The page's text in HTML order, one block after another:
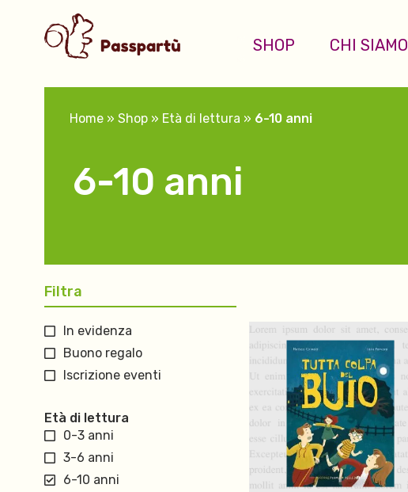
SHOP CHI SIAMO
Home » Shop » Età di lettura » 6-10 anni
6-10 anni
Filtra
In evidenza
Buono regalo
Iscrizione eventi
Età di lettura
0-3 anni
3-6 anni
6-10 anni